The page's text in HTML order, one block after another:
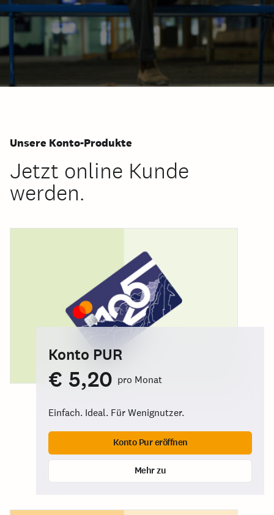
Unsere Konto-Produkte
Jetzt online Kunde
werden.
Konto PUR
€ 5,20 pro Monat
Einfach. Ideal. Für Wenignutzer.
Konto Pur eröffnen
Mehr zu